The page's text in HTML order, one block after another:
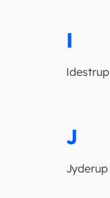
I
Idestrup
J
Jyderup